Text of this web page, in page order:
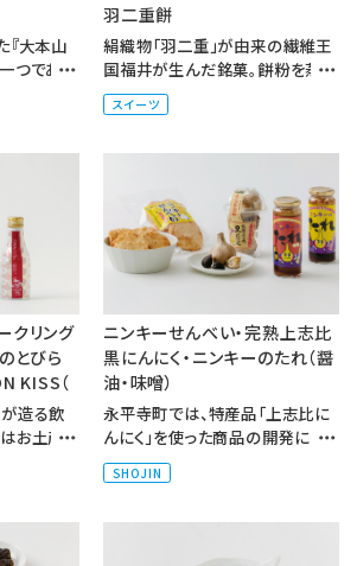
『大本山
つであ
い「生
貝の...
羽二重餅
絹織物「羽二重」が由来の繊維王
国福井が生んだ銘菓。餅粉を蒸し
て、砂糖や水飴を加え練り上げて
おり、絹のように上品な光沢...
スイーツ
クリング
とびら
KISS（
造る飲
お土産
。天然
岬
ニンキーせんべい・完熟上志比
黒にんにく・ニンキーのたれ（醤
油・味噌）
永平寺町では、特産品「上志比に
んにく」を使った商品の開発にも
注力しています。中でも「完熟上志
比黒にんにく」は、長期低...
SHOJIN